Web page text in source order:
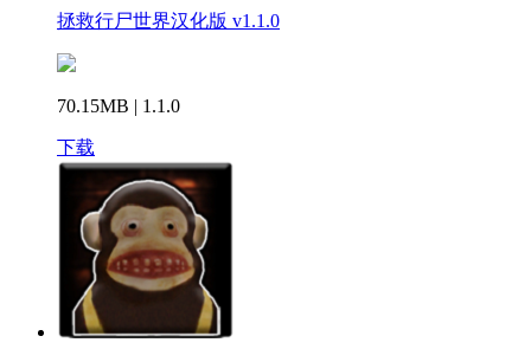
拯救行尸世界汉化版 v1.1.0
70.15MB | 1.1.0
下载